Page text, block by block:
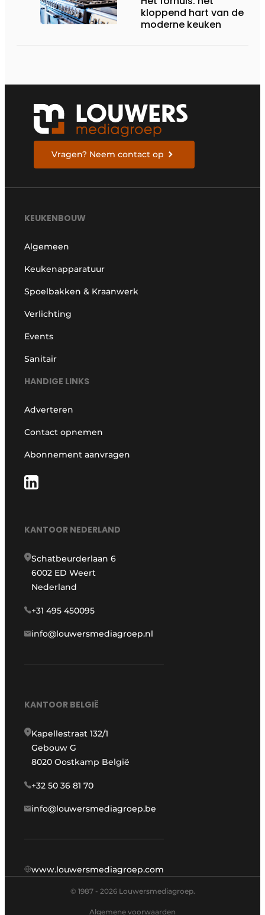
kloppend hart van de
moderne keuken
Vragen? Neem contact op
KEUKENBOUW
Algemeen
Keukenapparatuur
Spoelbakken & Kraanwerk
Verlichting
Events
Sanitair
HANDIGE LINKS
Adverteren
Contact opnemen
Abonnement aanvragen
KANTOOR NEDERLAND
Schatbeurderlaan 6
6002 ED Weert
Nederland
+31 495 450095
info@louwersmediagroep.nl
KANTOOR BELGIË
Kapellestraat 132/1
Gebouw G
8020 Oostkamp België
+32 50 36 81 70
info@louwersmediagroep.be
www.louwersmediagroep.com
© 1987 - 2026 Louwersmediagroep.
Algemene voorwaarden